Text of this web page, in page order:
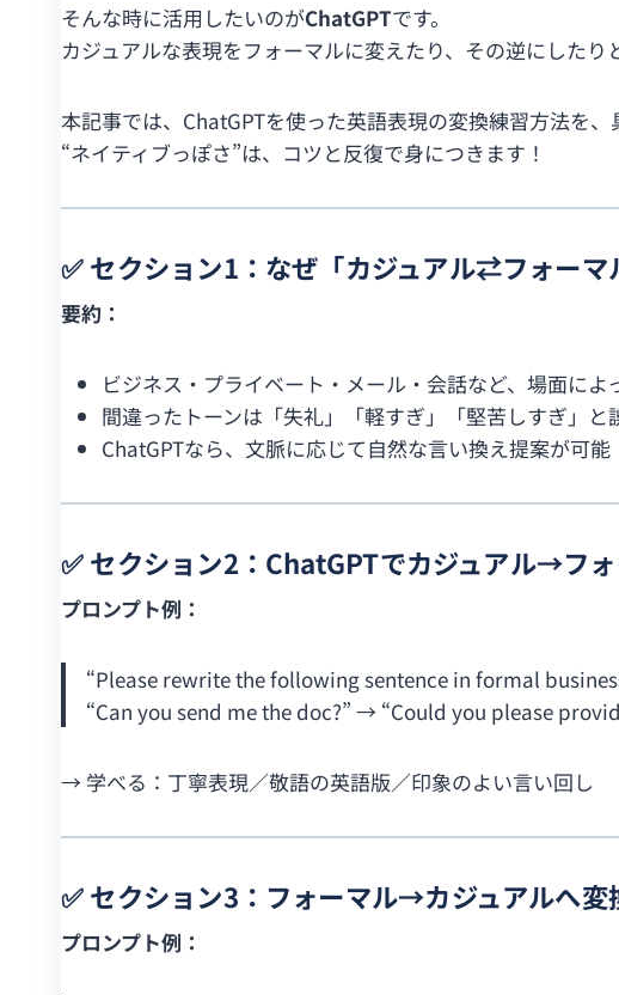
そんな時に活用したいのがChatGPTです。
カジュアルな表現をフォーマルに変えたり、その逆にしたりと
本記事では、ChatGPTを使った英語表現の変換練習方法を、
“ネイティブっぽさ”は、コツと反復で身につきます！
✅ セクション1：なぜ「カジュアル⇄フォーマ
要約：
ビジネス・プライベート・メール・会話など、場面によ
間違ったトーンは「失礼」「軽すぎ」「堅苦しすぎ」と
ChatGPTなら、文脈に応じて自然な言い換え提案が可能
✅ セクション2：ChatGPTでカジュアル→フ
プロンプト例：
“Please rewrite the following sentence in formal
“Can you send me the doc?” → “Could you please
→ 学べる：丁寧表現／敬語の英語版／印象のよい言い回し
✅ セクション3：フォーマル→カジュアルへ
プロンプト例：